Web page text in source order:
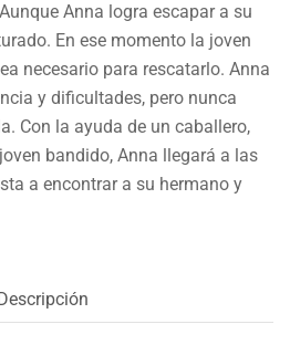
Anna logra escapar a su
En ese momento la joven
necesario para rescatarlo. Anna
y dificultades, pero nunca
Con la ayuda de un caballero,
bandido, Anna llegará a las
a encontrar a su hermano y
Descripción